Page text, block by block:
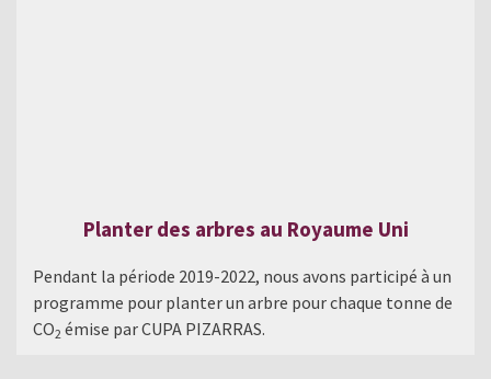
Planter des arbres au Royaume Uni
Pendant la période 2019-2022, nous avons participé à un
programme pour planter un arbre pour chaque tonne de
CO2 émise par CUPA PIZARRAS.